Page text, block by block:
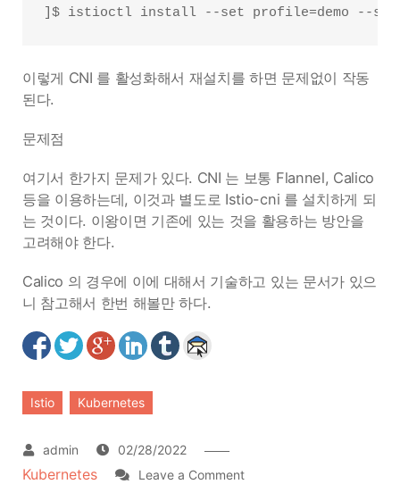
이렇게 CNI 를 활성화해서 재설치를 하면 문제없이 작동
된다.
문제점
여기서 한가지 문제가 있다. CNI 는 보통 Flannel, Calico
등을 이용하는데, 이것과 별도로 Istio-cni 를 설치하게 되
는 것이다. 이왕이면 기존에 있는 것을 활용하는 방안을
고려해야 한다.
Calico 의 경우에 이에 대해서 기술하고 있는 문서가 있으
니 참고해서 한번 해볼만 하다.
Istio Kubernetes
02/28/2022
Kubernetes Leave a Commenton